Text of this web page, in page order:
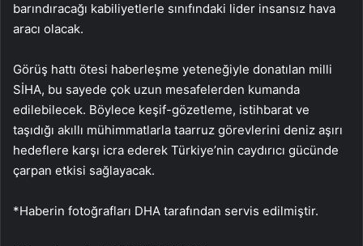
barındıracağı kabiliyetlerle sınıfındaki lider insansız hava
aracı olacak.
Görüş hattı ötesi haberleşme yeteneğiyle donatılan milli
SİHA, bu sayede çok uzun mesafelerden kumanda
edilebilecek. Böylece keşif-gözetleme, istihbarat ve
taşıdığı akıllı mühimmatlarla taarruz görevlerini deniz aşırı
hedeflere karşı icra ederek Türkiye’nin caydırıcı gücünde
çarpan etkisi sağlayacak.
*Haberin fotoğrafları DHA tarafından servis edilmiştir.